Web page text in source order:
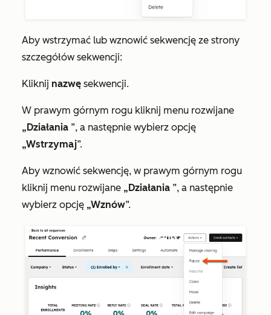
Aby wstrzymać lub wznowić sekwencję ze strony
szczegółów sekwencji:
Kliknij nazwę sekwencji.
W prawym górnym rogu kliknij menu rozwijane
„Działania ”, a następnie wybierz opcję
„Wstrzymaj”.
Aby wznowić sekwencję, w prawym górnym rogu
kliknij menu rozwijane „Działania ”, a następnie
wybierz opcję „Wznów”.